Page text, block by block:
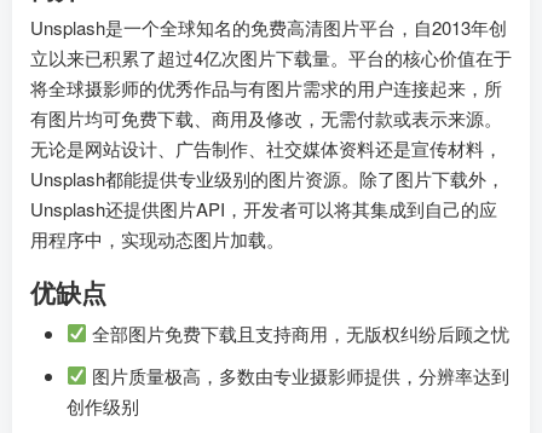
Unsplash是一个全球知名的免费高清图片平台，自2013年创
立以来已积累了超过4亿次图片下载量。平台的核心价值在于
将全球摄影师的优秀作品与有图片需求的用户连接起来，所
有图片均可免费下载、商用及修改，无需付款或表示来源。
无论是网站设计、广告制作、社交媒体资料还是宣传材料，
Unsplash都能提供专业级别的图片资源。除了图片下载外，
Unsplash还提供图片API，开发者可以将其集成到自己的应
用程序中，实现动态图片加载。
优缺点
全部图片免费下载且支持商用，无版权纠纷后顾之忧
图片质量极高，多数由专业摄影师提供，分辨率达到
创作级别